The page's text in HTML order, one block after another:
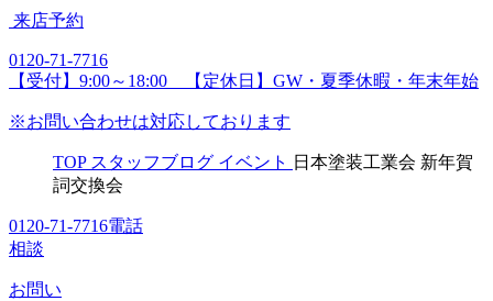
来店予約
0120-71-7716
【受付】9:00～18:00 【定休日】GW・夏季休暇・年末年始
※お問い合わせは対応しております
TOP スタッフブログ イベント
日本塗装工業会 新年賀
詞交換会
0120-71-7716電話
相談
お問い